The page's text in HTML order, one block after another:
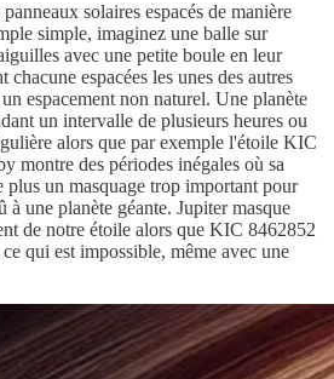
solaires espacés de manière
simple, imaginez une balle sur
avec une petite boule en leur
chacune espacées les unes des autres
espacement non naturel. Une planète
un intervalle de plusieurs heures ou
alors que par exemple l'étoile KIC
montre des périodes inégales où sa
plus un masquage trop important pour
à une planète géante. Jupiter masque
de notre étoile alors que KIC 8462852
qui est impossible, même avec une